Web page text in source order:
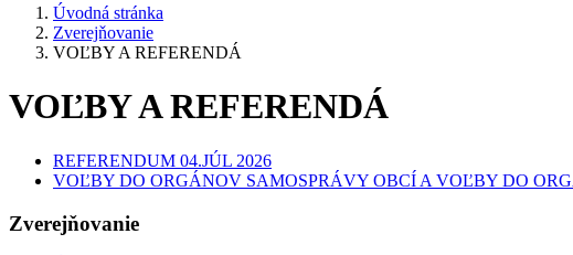
Úvodná stránka
Zverejňovanie
VOĽBY A REFERENDÁ
VOĽBY A REFERENDÁ
REFERENDUM 04.JÚL 2026
VOĽBY DO ORGÁNOV SAMOSPRÁVY OBCÍ A VOĽBY DO
Zverejňovanie